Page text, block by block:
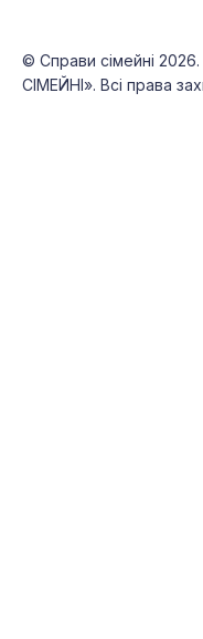
© Справи сімейні
СІМЕЙНІ». Всі права